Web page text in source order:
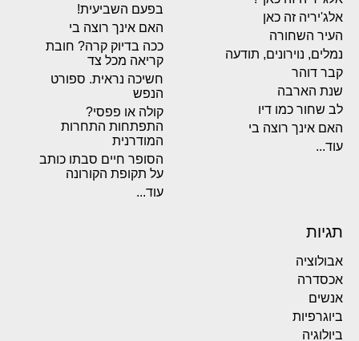
אלג'יריה זה כאן
העיר השחורה
נמלים, נוירונים, תודעה
קבר דוהר
שנת הארבה
לב שחור כמו דיו
האם אינך רוצה בי
עוד...
בפעם השביעית!
האם אינך רוצה בי
ככה בדיוק קרה? חובת
קריאה מכל צד
חשיכה נראית. ספורט
הנפש
קולה או פפסי?
התפתחות התחרות
המודרנית
הסופר חיים סבתו כותב
על תקופת הקורונה
עוד...
תגיות
אבולוציה
אכסדרה
אנשים
ביוגרפיות
ביולוגיה